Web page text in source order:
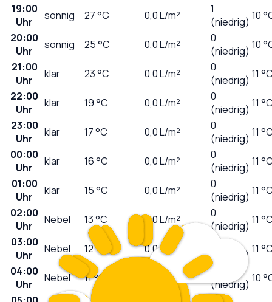
19:00
Uhr
sonnig 27°C 0,0L/m²
1
(niedrig) 10
20:00
Uhr
sonnig 25°C 0,0L/m²
0
(niedrig) 10
21:00
Uhr
klar 23°C 0,0L/m²
0
(niedrig) 11
22:00
Uhr
klar 19°C 0,0L/m²
0
(niedrig) 11
23:00
Uhr
klar 17°C 0,0L/m²
0
(niedrig) 11
00:00
Uhr
klar 16°C 0,0L/m²
0
(niedrig) 11
01:00
Uhr
klar 15°C 0,0L/m²
0
(niedrig) 11
02:00
Uhr
Nebel 13°C 0,0L/m²
0
(niedrig) 11
03:00
Uhr
Nebel 12°C 0,0L/m²
(niedrig) 11
04:00
Uhr
Nebel 11°C L/m²
0
(niedrig) 10